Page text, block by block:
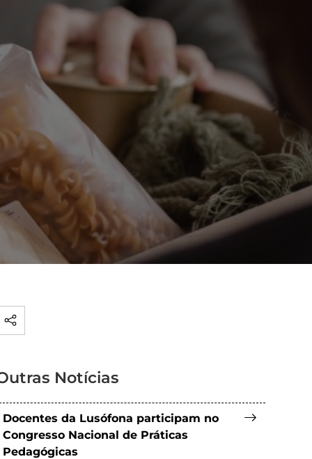
Notícias
Docentes da Lusófona participam no
Congresso Nacional de Práticas
Pedagógicas